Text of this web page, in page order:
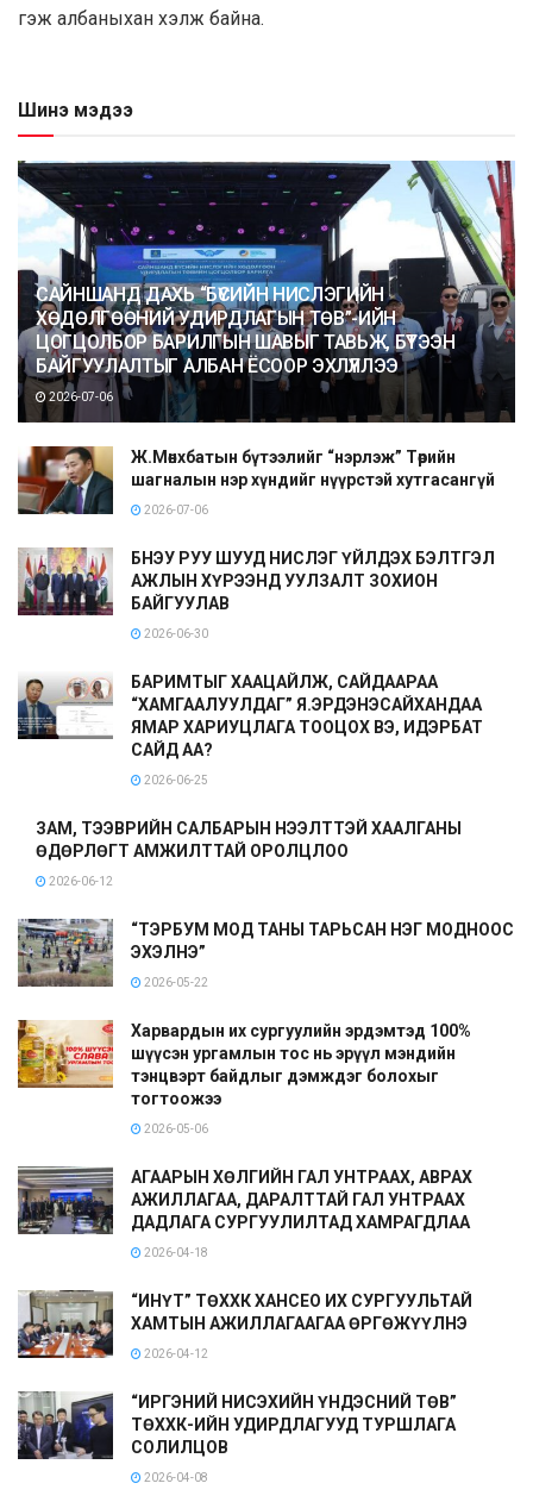
гэж албаныхан хэлж байна.
Шинэ мэдээ
САЙНШАНД ДАХЬ “БҮСИЙН НИСЛЭГИЙН
ХӨДӨЛГӨӨНИЙ УДИРДЛАГЫН ТӨВ”-ИЙН
ЦОГЦОЛБОР БАРИЛГЫН ШАВЫГ ТАВЬЖ, БҮТЭЭН
БАЙГУУЛАЛТЫГ АЛБАН ЁСООР ЭХЛҮҮЛЛЭЭ
2026-07-06
Ж.Мөнхбатын бүтээлийг “нэрлэж” Төрийн
шагналын нэр хүндийг нүүрстэй хутгасангүй
2026-07-06
БНЭУ РУУ ШУУД НИСЛЭГ ҮЙЛДЭХ БЭЛТГЭЛ
АЖЛЫН ХҮРЭЭНД УУЛЗАЛТ ЗОХИОН
БАЙГУУЛАВ
2026-06-30
БАРИМТЫГ ХААЦАЙЛЖ, САЙДААРАА
“ХАМГААЛУУЛДАГ” Я.ЭРДЭНЭСАЙХАНДАА
ЯМАР ХАРИУЦЛАГА ТООЦОХ ВЭ, ИДЭРБАТ
САЙД АА?
2026-06-25
ЗАМ, ТЭЭВРИЙН САЛБАРЫН НЭЭЛТТЭЙ ХААЛГАНЫ
ӨДӨРЛӨГТ АМЖИЛТТАЙ ОРОЛЦЛОО
2026-06-12
“ТЭРБУМ МОД ТАНЫ ТАРЬСАН НЭГ МОДНООС
ЭХЭЛНЭ”
2026-05-22
Харвардын их сургуулийн эрдэмтэд 100%
шүүсэн ургамлын тос нь эрүүл мэндийн
тэнцвэрт байдлыг дэмждэг болохыг
тогтоожээ
2026-05-06
АГААРЫН ХӨЛГИЙН ГАЛ УНТРААХ, АВРАХ
АЖИЛЛАГАА, ДАРАЛТТАЙ ГАЛ УНТРААХ
ДАДЛАГА СУРГУУЛИЛТАД ХАМРАГДЛАА
2026-04-18
“ИНҮТ” ТӨХХК ХАНСЕО ИХ СУРГУУЛЬТАЙ
ХАМТЫН АЖИЛЛАГААГАА ӨРГӨЖҮҮЛНЭ
2026-04-12
“ИРГЭНИЙ НИСЭХИЙН ҮНДЭСНИЙ ТӨВ”
ТӨХХК-ИЙН УДИРДЛАГУУД ТУРШЛАГА
СОЛИЛЦОВ
2026-04-08